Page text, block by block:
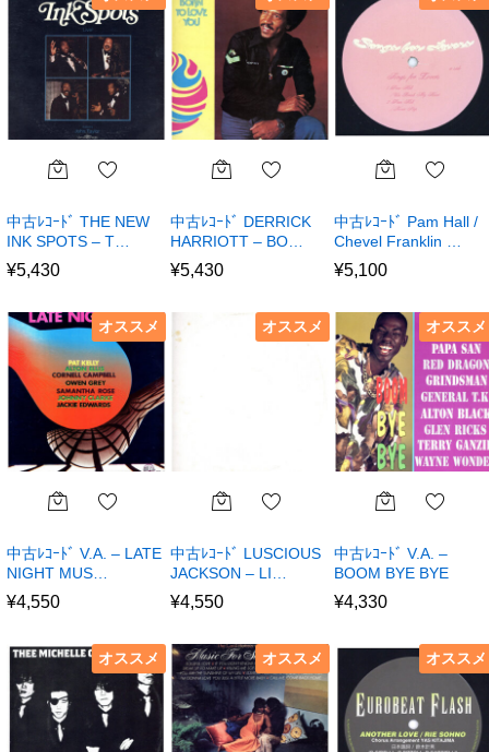
中古ﾚｺｰﾄﾞ THE NEW
INK SPOTS – T…
¥5,430
中古ﾚｺｰﾄﾞ DERRICK
HARRIOTT – BO…
¥5,430
中古ﾚｺｰﾄﾞ Pam Hall /
Chevel Franklin …
¥5,100
オススメ
中古ﾚｺｰﾄﾞ V.A. – LATE
NIGHT MUS…
¥4,550
オススメ
中古ﾚｺｰﾄﾞ LUSCIOUS
JACKSON – LI…
¥4,550
オススメ
中古ﾚｺｰﾄﾞ V.A. –
BOOM BYE BYE
¥4,330
オススメ オススメ オススメ